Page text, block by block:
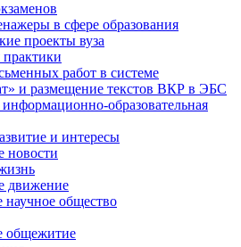
в сфере образования
проекты вуза
работ в системе
и размещение текстов ВКР в ЭБС
образовательная
и интересы
новости
движение
научное общество
общежитие